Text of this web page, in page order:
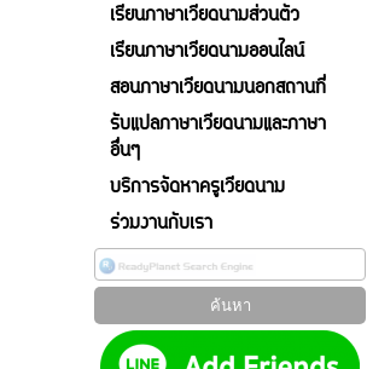
เรียนภาษาเวียดนามส่วนตัว
เรียนภาษาเวียดนามออนไลน์
สอนภาษาเวียดนามนอกสถานที่
รับแปลภาษาเวียดนามและภาษา
อื่นๆ
บริการจัดหาครูเวียดนาม
ร่วมงานกับเรา